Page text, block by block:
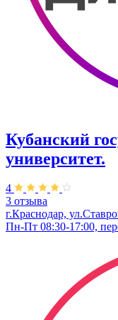
Кубанский
университет.
4
3 отзыва
г.Краснодар,
Пн-Пт 08:30-17:00,